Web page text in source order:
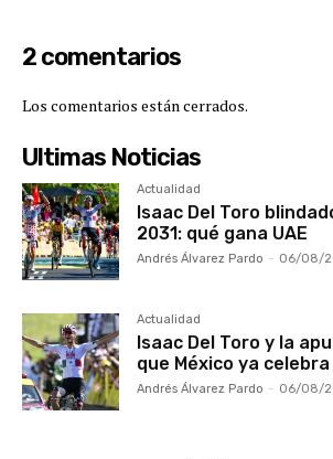
2 comentarios
Los comentarios están cerrados.
Ultimas Noticias
Actualidad
Isaac Del Toro
2031: qué gana UAE
Andrés Álvarez Pardo - 06/08/
Actualidad
Isaac Del Toro y la
que México ya celebra
Andrés Álvarez Pardo - 06/08/